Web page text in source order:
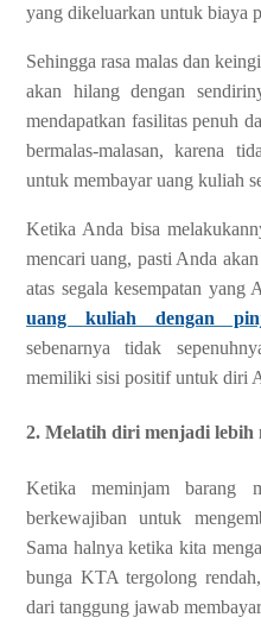
yang dikeluarkan untuk biaya
Sehingga rasa malas dan
akan hilang dengan
mendapatkan fasilitas penuh
bermalas-malasan, karena
untuk membayar uang kuliah
Ketika Anda bisa
mencari uang, pasti Anda
atas segala kesempatan yang
uang kuliah dengan
sebenarnya tidak
memiliki sisi positif untuk diri
2. Melatih diri menjadi lebih
Ketika meminjam barang
berkewajiban untuk
Sama halnya ketika kita
bunga KTA tergolong
dari tanggung jawab